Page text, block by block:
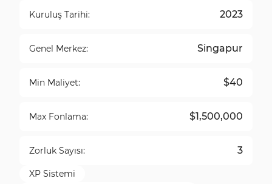
Kuruluş Tarihi: 2023
Genel Merkez: Singapur
Min Maliyet: $40
Max Fonlama: $1,500,000
Zorluk Sayısı: 3
XP Sistemi